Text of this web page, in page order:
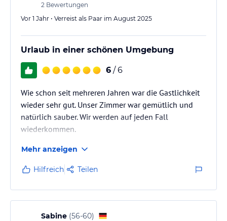
2 Bewertungen
Vor 1 Jahr • Verreist als Paar im August 2025
Urlaub in einer schönen Umgebung
6 / 6
Wie schon seit mehreren Jahren war die Gastlichkeit
wieder sehr gut. Unser Zimmer war gemütlich und
natürlich sauber. Wir werden auf jeden Fall
wiederkommen.
Mehr anzeigen
Hilfreich Teilen
Sabine (56-60)